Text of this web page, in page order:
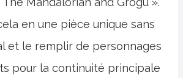
en une pièce unique sans
et le remplir de personnages
pour la continuité principale